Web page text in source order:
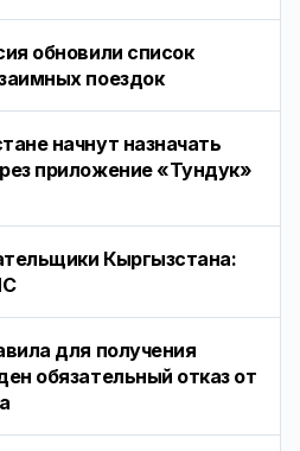
обновили список
поездок
начнут назначать
приложение «Тундук»
Кыргызстана:
для получения
обязательный отказ от